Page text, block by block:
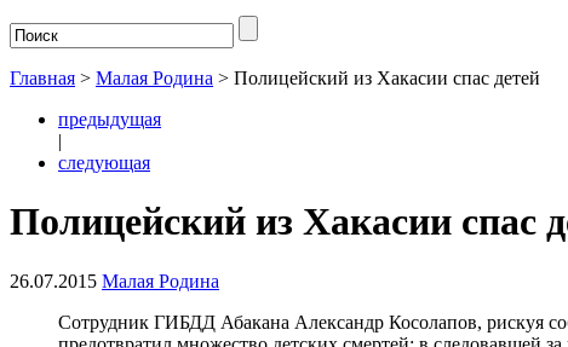
Главная > Малая Родина > Полицейский из Хакасии спас детей
предыдущая
|
следующая
Полицейский из Хакасии спас
26.07.2015 Малая Родина
Сотрудник ГИБДД Абакана Александр Косолапов, рискуя